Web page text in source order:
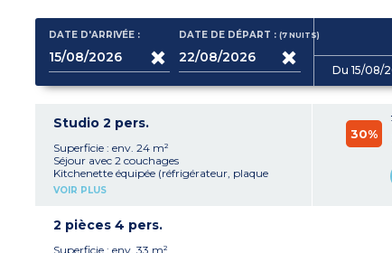
DATE D'ARRIVÉE : DATE DE DÉPART :(7NUITS)
Du 15/08/
Studio 2 pers.
Superficie : env. 24 m²
Séjour avec 2 couchages
Kitchenette équipée (réfrigérateur, plaque
vitrocéramique, micro-ondes mixte)
VOIR PLUS
30%
2 pièces 4 pers.
Superficie : env. 33 m²